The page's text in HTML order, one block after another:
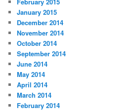
January 2015
December 2014
November 2014
October 2014
September 2014
June 2014
May 2014
April 2014
March 2014
February 2014